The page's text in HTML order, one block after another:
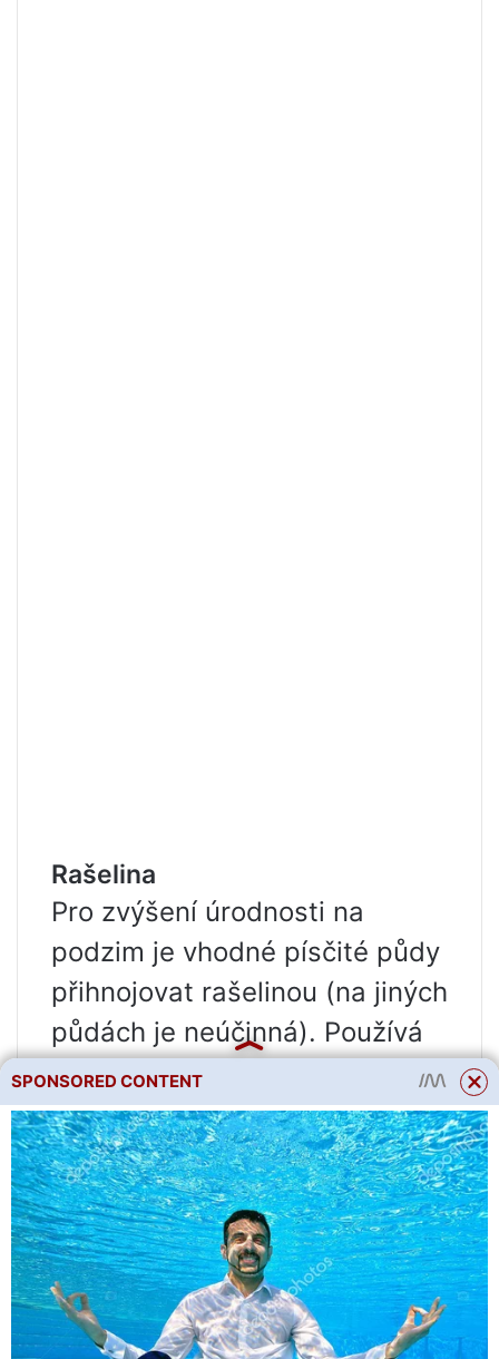
Rašelina
Pro zvýšení úrodnosti na
podzim je vhodné písčité půdy
přihnojovat rašelinou (na jiných
půdách je neúčinná). Používá
se nížinná rašelina s neutrální
kyselostí. Samotná rašelina
obsahuje málo živin
dostupných pro rostliny, ale
funguje dobře v kombinaci. Do
rašeliny se nutně přidávají
fosforečná a draselná hnojiva
SPONSORED CONTENT